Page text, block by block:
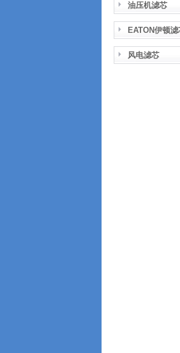
油压机滤芯
EATON伊顿滤
风电滤芯